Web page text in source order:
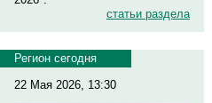
статьи раздела
Регион сегодня
22 Мая 2026, 13:30